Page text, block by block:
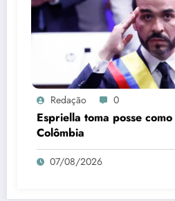
Redação 0
Espriella toma posse
Colômbia
07/08/2026